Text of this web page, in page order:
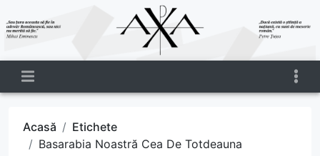
Acasă
Etichete
Basarabia Noastră Cea De Totdeauna